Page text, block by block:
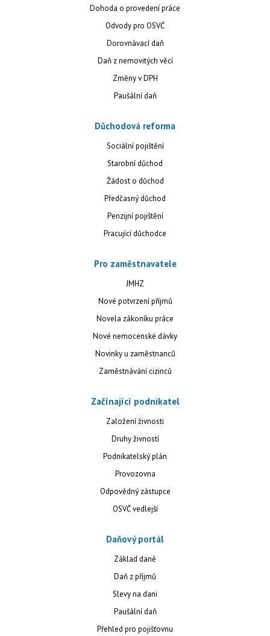
Dohoda o provedení práce
Odvody pro OSVČ
Dorovnávací daň
Daň z nemovitých věcí
Změny v DPH
Paušální daň
Důchodová reforma
Sociální pojištění
Starobní důchod
Žádost o důchod
Předčasný důchod
Penzijní pojištění
Pracující důchodce
Pro zaměstnavatele
JMHZ
Nové potvrzení příjmů
Novela zákoníku práce
Nové nemocenské dávky
Novinky u zaměstnanců
Zaměstnávání cizinců
Začínající podnikatel
Založení živnosti
Druhy živností
Podnikatelský plán
Provozovna
Odpovědný zástupce
OSVČ vedlejší
Daňový portál
Základ daně
Daň z příjmů
Slevy na dani
Paušální daň
Přehled pro pojišťovnu